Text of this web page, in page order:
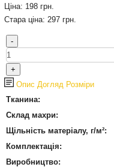
Ціна: 198 грн.
Стара ціна: 297 грн.
Опис Догляд Розміри
Тканина:
Склад махри:
Щільність матеріалу, г/м²:
Комплектація:
Виробництво: